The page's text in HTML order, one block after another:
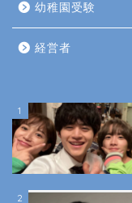
幼稚園受験
経営者
1
2